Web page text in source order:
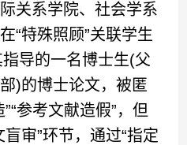
系学院、社会学系
“特殊照顾”关联学生
导的一名博士生(父
)的博士论文，被匿
参考文献造假”，但
审”环节，通过“指定